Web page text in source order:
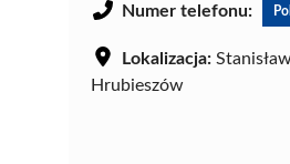
Numer telefonu:
Lokalizacja:
Hrubieszów